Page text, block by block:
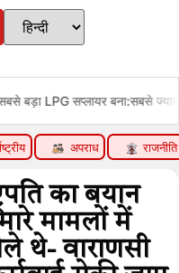
बना:सबसे ज्यादा LNG भी
अपराध राजनीति
का बयान
मामलों में
थे- वाराणसी